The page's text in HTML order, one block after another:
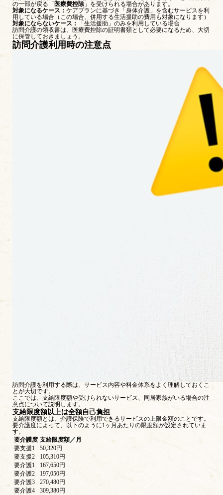
の一部が戻る「 医療費控除 」を受けられる場合があります。
対象になるケース： ケアプランに基づき「身体介護」を含むサービスを利
用している場合（この場合、併用する生活援助の費用も対象になります）
対象にならないケース：
「生活援助」のみを利用している場合
訪問介護の領収書は、医療費控除の証明書類として必要になるため、大切
に保管しておきましょう。
訪問介護利用時の注意点
訪問介護を利用する際は、サービス内容や料金体系をよく理解しておくこ
とが大切です。
ここでは、支給限度額や受けられないサービス、同居家族がいる場合の注
意点について説明します。
支給限度額以上は全額自己負担
支給限度額とは、介護保険で利用できるサービスの上限金額のことです。
要介護度によって、以下のように1ヶ月あたりの限度額が設定されていま
す。
要介護度 支給限度額／月
要支援1
50,320円
要支援2
105,310円
要介護1
167,650円
要介護2
197,050円
要介護3
270,480円
要介護4
309,380円